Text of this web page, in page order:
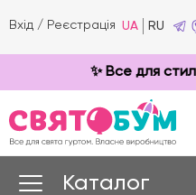
Вхід / Реєстрація UA RU
✨ Все для
Каталог